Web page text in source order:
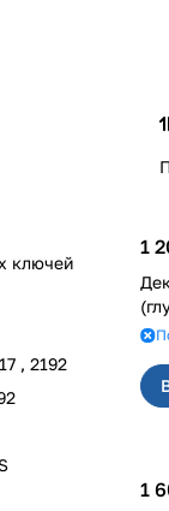
1
1
ключей
1117 , 2192